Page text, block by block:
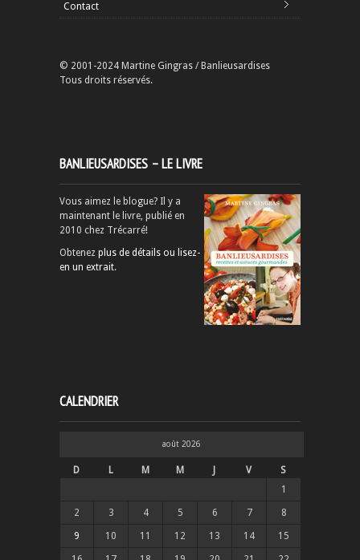
Contact
© 2001-2024 Martine Gingras / Banlieusardises
Tous droits réservés.
BANLIEUSARDISES – LE LIVRE
Vous aimez le blogue? Il y a
maintenant le livre, publié en
2010 chez Trécarré!
Obtenez plus de détails ou lisez-
en un extrait.
CALENDRIER
août 2026
D L M M V
S
1
2 3 4 5 6 7 8
9 10 11 12 13 14 15